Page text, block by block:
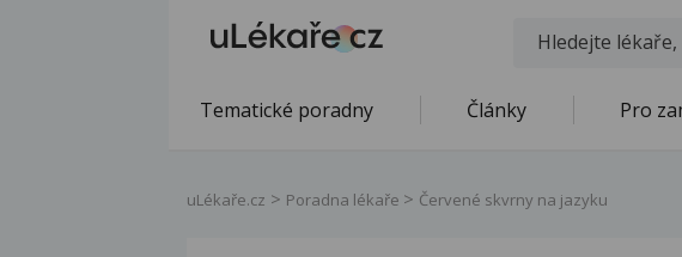
Tematické poradny Články Pro
uLékaře.cz Poradna lékaře Červené skvrny na jazyku